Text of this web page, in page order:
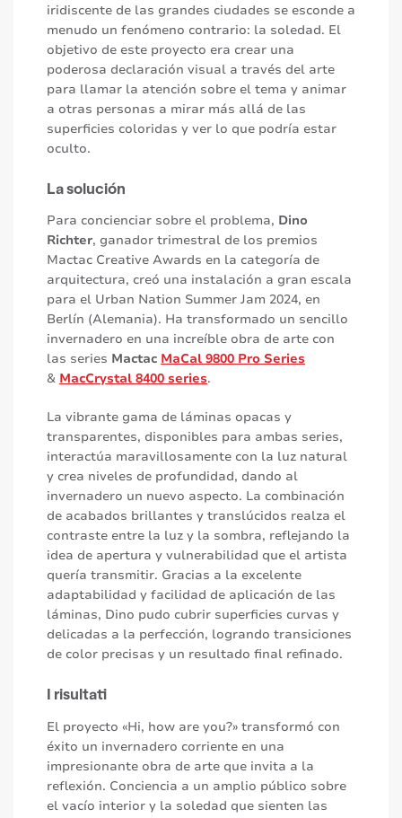
iridiscente de las grandes ciudades se esconde a
menudo un fenómeno contrario: la soledad. El
objetivo de este proyecto era crear una
poderosa declaración visual a través del arte
para llamar la atención sobre el tema y animar
a otras personas a mirar más allá de las
superficies coloridas y ver lo que podría estar
oculto.
La solución
Para concienciar sobre el problema, Dino
Richter, ganador trimestral de los premios
Mactac Creative Awards en la categoría de
arquitectura, creó una instalación a gran escala
para el Urban Nation Summer Jam 2024, en
Berlín (Alemania). Ha transformado un sencillo
invernadero en una increíble obra de arte con
las series Mactac MaCal 9800 Pro Series
& MacCrystal 8400 series.
La vibrante gama de láminas opacas y
transparentes, disponibles para ambas series,
interactúa maravillosamente con la luz natural
y crea niveles de profundidad, dando al
invernadero un nuevo aspecto. La combinación
de acabados brillantes y translúcidos realza el
contraste entre la luz y la sombra, reflejando la
idea de apertura y vulnerabilidad que el artista
quería transmitir. Gracias a la excelente
adaptabilidad y facilidad de aplicación de las
láminas, Dino pudo cubrir superficies curvas y
delicadas a la perfección, logrando transiciones
de color precisas y un resultado final refinado.
I risultati
El proyecto «Hi, how are you?» transformó con
éxito un invernadero corriente en una
impresionante obra de arte que invita a la
reflexión. Conciencia a un amplio público sobre
el vacío interior y la soledad que sienten las